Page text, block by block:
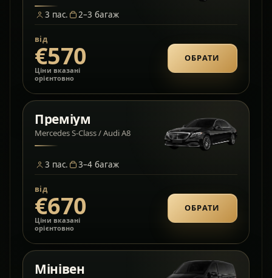
3 пас. 2–3 багаж
від
€570
Ціни вказані
орієнтовно
ОБРАТИ
Преміум
Mercedes S-Class / Audi A8
3 пас. 3–4 багаж
від
€670
Ціни вказані
орієнтовно
ОБРАТИ
Мінівен